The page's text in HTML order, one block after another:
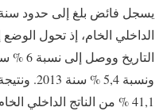
الداخلي الخام، إذ تحول
ونسبة 5,4